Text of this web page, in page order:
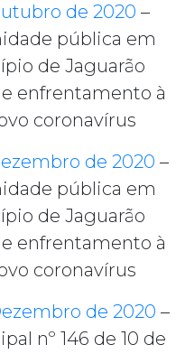
de 2020 –
pública em
de Jaguarão
enfrentamento à
coronavírus
de 2020 –
pública em
de Jaguarão
enfrentamento à
coronavírus
de 2020 –
nº 146 de 10 de